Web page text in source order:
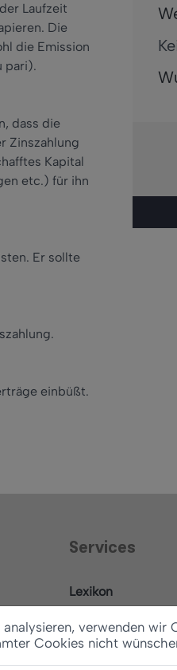
Laufzeit
Die
die Emission
pari).
dass die
Zinszahlung
Kapital
etc.) für ihn
Er sollte
einbüßt.
Services
Lexikon
Ratgeber
verwenden wir
Cookies nicht